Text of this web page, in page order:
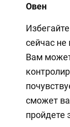
Овен
сейчас не
Вам
сможет
пройдете